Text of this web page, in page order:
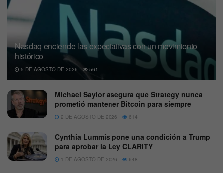
Nasdaq enciende las expectativas con un movimiento
histórico
5 DE AGOSTO DE 2026 561
Michael Saylor asegura que Strategy nunca
prometió mantener Bitcoin para siempre
2 DE AGOSTO DE 2026 614
Cynthia Lummis pone una condición a Trump
para aprobar la Ley CLARITY
1 DE AGOSTO DE 2026 648